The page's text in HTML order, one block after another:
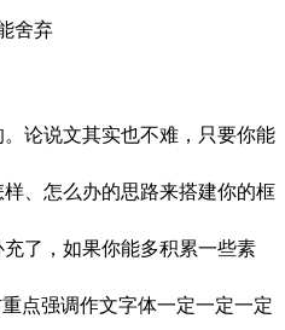
舍弃
论说文其实也不难，只要你能
、怎么办的思路来搭建你的框
了，如果你能多积累一些素
点强调作文字体一定一定一定